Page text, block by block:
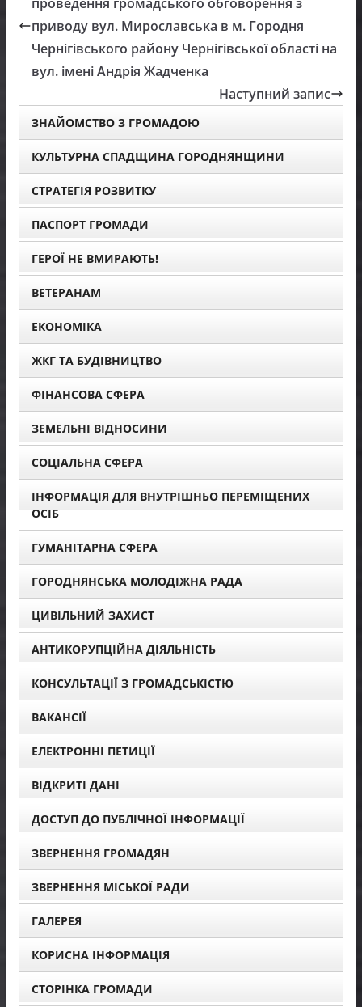
проведення громадського обговорення з
приводу вул. Мирославська в м. Городня
Чернігівського району Чернігівської області на
вул. імені Андрія Жадченка
Наступний запис
ЗНАЙОМСТВО З ГРОМАДОЮ
КУЛЬТУРНА СПАДЩИНА ГОРОДНЯНЩИНИ
СТРАТЕГІЯ РОЗВИТКУ
ПАСПОРТ ГРОМАДИ
ГЕРОЇ НЕ ВМИРАЮТЬ!
ВЕТЕРАНАМ
ЕКОНОМІКА
ЖКГ ТА БУДІВНИЦТВО
ФІНАНСОВА СФЕРА
ЗЕМЕЛЬНІ ВІДНОСИНИ
СОЦІАЛЬНА СФЕРА
ІНФОРМАЦІЯ ДЛЯ ВНУТРІШНЬО ПЕРЕМІЩЕНИХ
ОСІБ
ГУМАНІТАРНА СФЕРА
ГОРОДНЯНСЬКА МОЛОДІЖНА РАДА
ЦИВІЛЬНИЙ ЗАХИСТ
АНТИКОРУПЦІЙНА ДІЯЛЬНІСТЬ
КОНСУЛЬТАЦІЇ З ГРОМАДСЬКІСТЮ
ВАКАНСІЇ
ЕЛЕКТРОННІ ПЕТИЦІЇ
ВІДКРИТІ ДАНІ
ДОСТУП ДО ПУБЛІЧНОЇ ІНФОРМАЦІЇ
ЗВЕРНЕННЯ ГРОМАДЯН
ЗВЕРНЕННЯ МІСЬКОЇ РАДИ
ГАЛЕРЕЯ
КОРИСНА ІНФОРМАЦІЯ
СТОРІНКА ГРОМАДИ